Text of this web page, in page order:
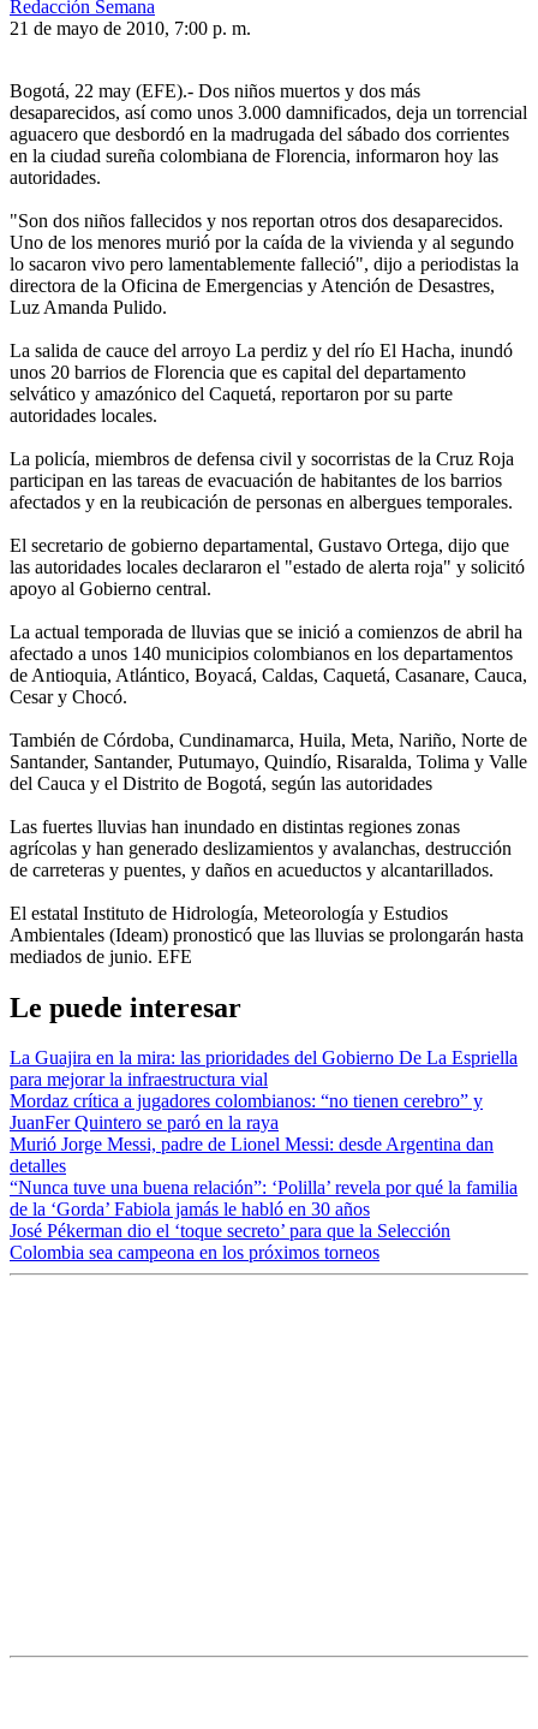
Redacción Semana
21 de mayo de 2010, 7:00 p. m.
Bogotá, 22 may (EFE).- Dos niños muertos y dos más
desaparecidos, así como unos 3.000 damnificados, deja un torrencial
aguacero que desbordó en la madrugada del sábado dos corrientes
en la ciudad sureña colombiana de Florencia, informaron hoy las
autoridades.
"Son dos niños fallecidos y nos reportan otros dos desaparecidos.
Uno de los menores murió por la caída de la vivienda y al segundo
lo sacaron vivo pero lamentablemente falleció", dijo a periodistas la
directora de la Oficina de Emergencias y Atención de Desastres,
Luz Amanda Pulido.
La salida de cauce del arroyo La perdiz y del río El Hacha, inundó
unos 20 barrios de Florencia que es capital del departamento
selvático y amazónico del Caquetá, reportaron por su parte
autoridades locales.
La policía, miembros de defensa civil y socorristas de la Cruz Roja
participan en las tareas de evacuación de habitantes de los barrios
afectados y en la reubicación de personas en albergues temporales.
El secretario de gobierno departamental, Gustavo Ortega, dijo que
las autoridades locales declararon el "estado de alerta roja" y solicitó
apoyo al Gobierno central.
La actual temporada de lluvias que se inició a comienzos de abril ha
afectado a unos 140 municipios colombianos en los departamentos
de Antioquia, Atlántico, Boyacá, Caldas, Caquetá, Casanare, Cauca,
Cesar y Chocó.
También de Córdoba, Cundinamarca, Huila, Meta, Nariño, Norte de
Santander, Santander, Putumayo, Quindío, Risaralda, Tolima y Valle
del Cauca y el Distrito de Bogotá, según las autoridades
Las fuertes lluvias han inundado en distintas regiones zonas
agrícolas y han generado deslizamientos y avalanchas, destrucción
de carreteras y puentes, y daños en acueductos y alcantarillados.
El estatal Instituto de Hidrología, Meteorología y Estudios
Ambientales (Ideam) pronosticó que las lluvias se prolongarán hasta
mediados de junio. EFE
Le puede interesar
La Guajira en la mira: las prioridades del Gobierno De La Espriella
para mejorar la infraestructura vial
Mordaz crítica a jugadores colombianos: “no tienen cerebro” y
JuanFer Quintero se paró en la raya
Murió Jorge Messi, padre de Lionel Messi: desde Argentina dan
detalles
“Nunca tuve una buena relación”: ‘Polilla’ revela por qué la familia
de la ‘Gorda’ Fabiola jamás le habló en 30 años
José Pékerman dio el ‘toque secreto’ para que la Selección
Colombia sea campeona en los próximos torneos